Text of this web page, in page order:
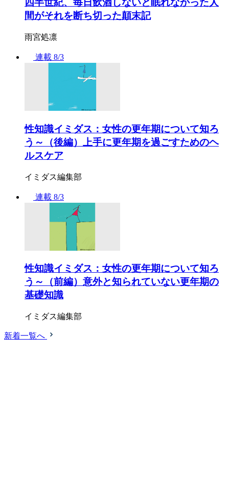
四半世紀、毎日飲酒しないと眠れなかった人
間がそれを断ち切った顛末記
雨宮処凛
連載 8/3
性知識イミダス：女性の更年期について知ろ
う～（後編）上手に更年期を過ごすためのヘ
ルスケア
イミダス編集部
連載 8/3
性知識イミダス：女性の更年期について知ろ
う～（前編）意外と知られていない更年期の
基礎知識
イミダス編集部
新着一覧へ